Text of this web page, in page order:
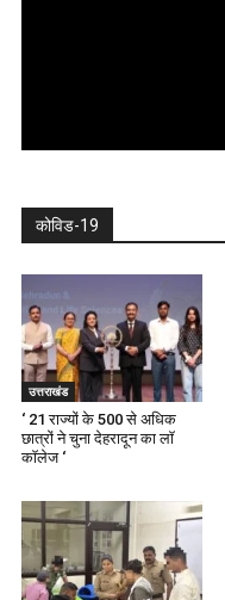
कोविड-19
उत्तराखंड
‘ 21 राज्यों के 500 से अधिक
छात्रों ने चुना देहरादून का लाॅ
काॅलेज ‘